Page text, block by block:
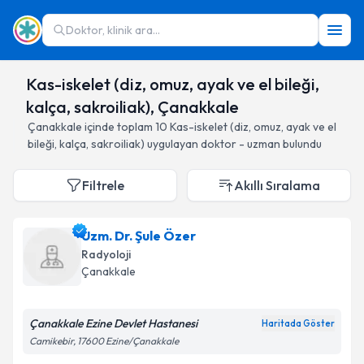
Doktor, klinik ara...
Kas-iskelet (diz, omuz, ayak ve el bileği,
kalça, sakroiliak), Çanakkale
Çanakkale içinde toplam 10 Kas-iskelet (diz, omuz, ayak ve el
bileği, kalça, sakroiliak) uygulayan doktor - uzman bulundu
Filtrele Akıllı Sıralama
Uzm. Dr. Şule Özer
Radyoloji
Çanakkale
Çanakkale Ezine Devlet Hastanesi Haritada Göster
Camikebir, 17600 Ezine/Çanakkale